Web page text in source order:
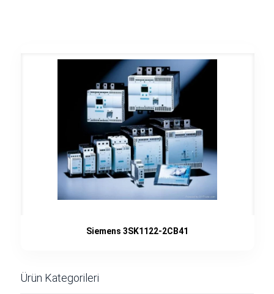
Siemens 3SK1122-2CB41
Ürün Kategorileri